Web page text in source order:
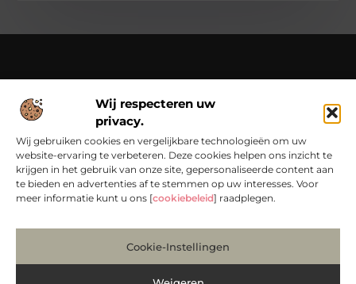
Wij respecteren uw
privacy.
Wij gebruiken cookies en vergelijkbare technologieën om uw
website-ervaring te verbeteren. Deze cookies helpen ons inzicht te
krijgen in het gebruik van onze site, gepersonaliseerde content aan
te bieden en advertenties af te stemmen op uw interesses. Voor
meer informatie kunt u ons [cookiebeleid] raadplegen.
Cookie-Instellingen
Van praktische tips tot bijzondere verhalen – lees en beleef
het op Chondropython.nl.
Duik in een rijke verzameling artikelen die je inspireren en je
dagelijks leven een frisse kijk geven.
Bericht categorie